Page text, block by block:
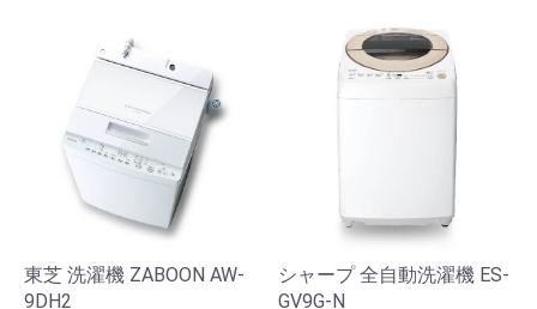
東芝 洗濯機 ZABOON AW-
9DH2
シャープ 全自動洗濯機 ES-
GV9G-N